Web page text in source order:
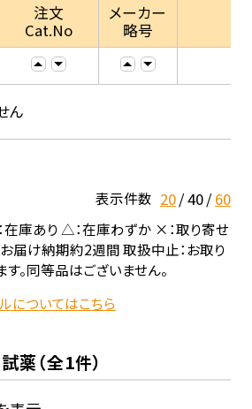
注文
Cat.No
メーカー
略号
ん
表示件数 20 40 60
庫あり △：在庫わずか ×：取り寄せ
届け納期約2週間 取扱中止：お取り
。同等品はございません。
についてはこちら
薬（全1件）